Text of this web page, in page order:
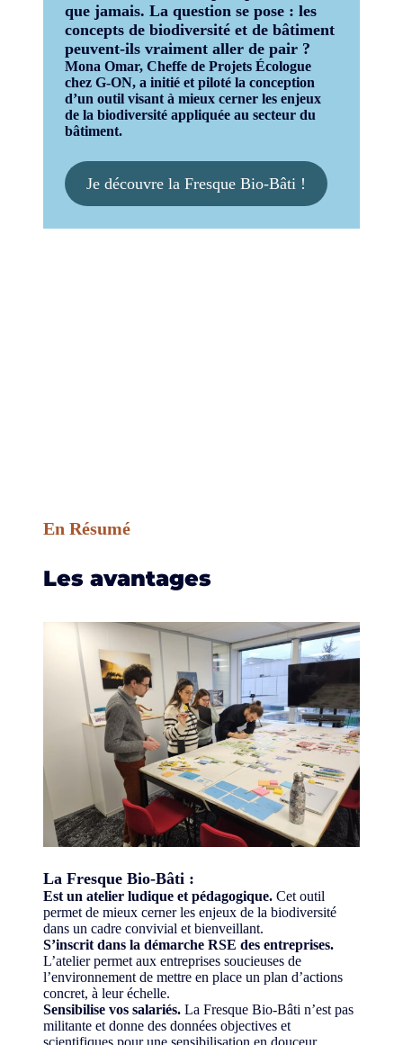
que jamais. La question se pose : les
concepts de biodiversité et de bâtiment
peuvent-ils vraiment aller de pair ?
Mona Omar, Cheffe de Projets Écologue
chez G-ON, a initié et piloté la conception
d’un outil visant à mieux cerner les enjeux
de la biodiversité appliquée au secteur du
bâtiment.
Je découvre la Fresque Bio-Bâti !
En Résumé
Les avantages
La Fresque Bio-Bâti :
Est un atelier ludique et pédagogique. Cet outil
permet de mieux cerner les enjeux de la biodiversité
dans un cadre convivial et bienveillant.
S’inscrit dans la démarche RSE des entreprises.
L’atelier permet aux entreprises soucieuses de
l’environnement de mettre en place un plan d’actions
concret, à leur échelle.
Sensibilise vos salariés. La Fresque Bio-Bâti n’est pas
militante et donne des données objectives et